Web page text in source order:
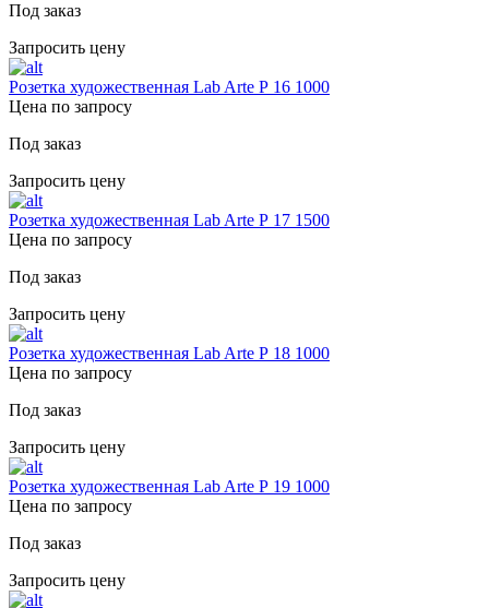
Под заказ
Запросить цену
Розетка художественная Lab Arte Р 16 1000
Цена по запросу
Под заказ
Запросить цену
Розетка художественная Lab Arte Р 17 1500
Цена по запросу
Под заказ
Запросить цену
Розетка художественная Lab Arte Р 18 1000
Цена по запросу
Под заказ
Запросить цену
Розетка художественная Lab Arte Р 19 1000
Цена по запросу
Под заказ
Запросить цену